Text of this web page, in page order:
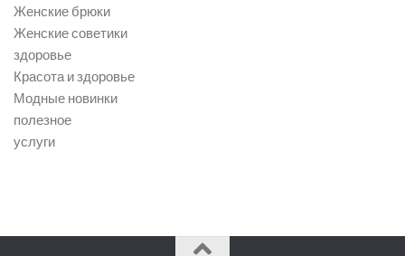
Женские брюки
Женские советики
здоровье
Красота и здоровье
Модные новинки
полезное
услуги